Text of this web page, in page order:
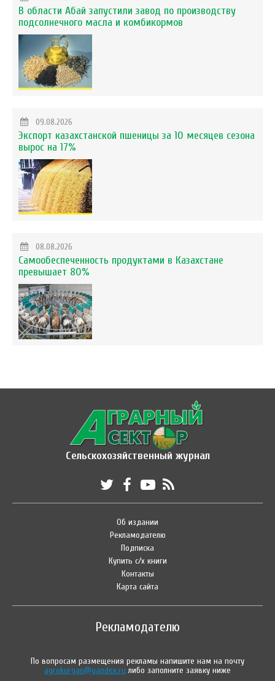
В области Абай запустили завод по производству
подсолнечного масла и комбикормов
09.08.2026
Экспорт казахстанской пшеницы за 10 месяцев сезона
вырос на 17%
08.08.2026
Самообеспеченность продуктами в Казахстане
превышает 80%
Сельскохозяйственный журнал
Об издании
Рекламодателю
Подписка
Купить с/х книги
Контакты
Карта сайта
Рекламодателю
По вопросам размещения рекламы напишите нам на почту
agrokurgan@yandex.ru либо заполните заявку ниже